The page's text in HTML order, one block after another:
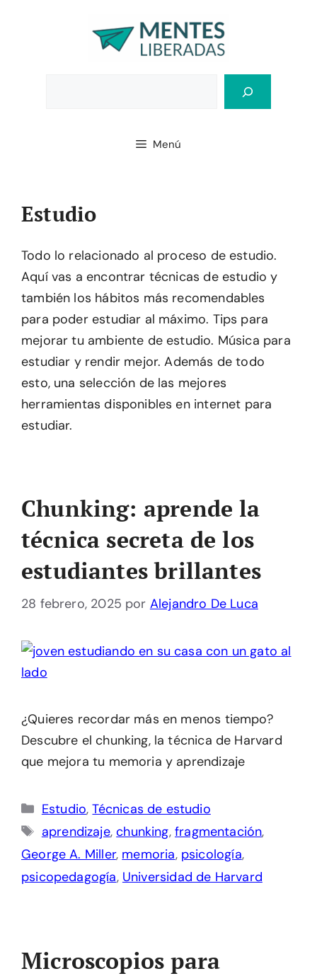
Menú
Estudio
Todo lo relacionado al proceso de estudio.
Aquí vas a encontrar técnicas de estudio y
también los hábitos más recomendables
para poder estudiar al máximo. Tips para
mejorar tu ambiente de estudio. Música para
estudiar y rendir mejor. Además de todo
esto, una selección de las mejores
herramientas disponibles en internet para
estudiar.
Chunking: aprende la
técnica secreta de los
estudiantes brillantes
28 febrero, 2025 por Alejandro De Luca
¿Quieres recordar más en menos tiempo?
Descubre el chunking, la técnica de Harvard
que mejora tu memoria y aprendizaje
Categorías
Estudio,Técnicas de estudio
Etiquetas
aprendizaje,chunking, fragmentación,
George A. Miller, memoria, psicología,
psicopedagogía, Universidad de Harvard
Microscopios para